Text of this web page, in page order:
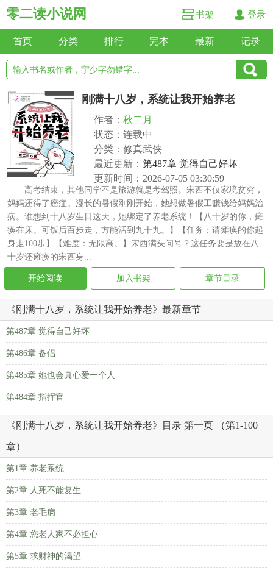
零二读小说网 书架 登录
首页 分类 排行 完本 最新 记录
刚满十八岁，系统让我开始养老
作者： 秋二月
状态：连载中
分类：修真武侠
最近更新： 第487章 觉得自己好坏
更新时间：2026-07-05 03:30:59
高考结束，其他同学不是旅游就是考驾照。宋西不仅家境贫穷，
妈妈还得了癌症。漫长的暑假刚刚开始，她想做暑假工赚钱给妈妈治
病。谁想到十八岁生日这天，她绑定了养老系统！【八十岁的你，瘫
痪在床。可饭后百步走，方能活到九十九。】【任务：请瘫痪的你起
身走100步】【难度：无限高。】宋西满头问号？这任务要是放在八
十岁还瘫痪的宋西身...
开始阅读 加入书架 章节目录
《刚满十八岁，系统让我开始养老》最新章节
第487章 觉得自己好坏
第486章 备侣
第485章 她也会真心爱一个人
第484章 指挥官
《刚满十八岁，系统让我开始养老》目录 第一页 （第1-100
章）
第1章 养老系统
第2章 人死不能复生
第3章 老毛病
第4章 您老人家不必担心
第5章 求财神的渴望